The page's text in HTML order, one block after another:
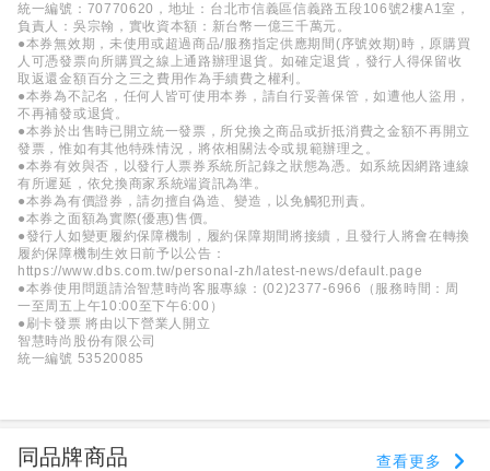
統一編號：70770620，地址：台北市信義區信義路五段106號2樓A1室，
負責人：吳宗翰，實收資本額：新台幣一億三千萬元。
●本券無效期，未使用或超過商品/服務指定供應期間(序號效期)時，原購買
人可憑發票向所購買之線上通路辦理退貨。如確定退貨，發行人得保留收
取返還金額百分之三之費用作為手續費之權利。
●本券為不記名，任何人皆可使用本券，請自行妥善保管，如遭他人盜用，
不再補發或退貨。
●本券於出售時已開立統一發票，所兌換之商品或折抵消費之金額不再開立
發票，惟如有其他特殊情況，將依相關法令或規範辦理之。
●本券有效與否，以發行人票券系統所記錄之狀態為憑。如系統因網路連線
有所遲延，依兌換商家系統端資訊為準。
●本券為有價證券，請勿擅自偽造、變造，以免觸犯刑責。
●本券之面額為實際(優惠)售價。
●發行人如變更履約保障機制，履約保障期間將接續，且發行人將會在轉換
履約保障機制生效日前予以公告：
https://www.dbs.com.tw/personal-zh/latest-news/default.page
●本券使用問題請洽智慧時尚客服專線：(02)2377-6966（服務時間：周
一至周五上午10:00至下午6:00）
●刷卡發票 將由以下營業人開立
智慧時尚股份有限公司
統一編號 53520085
同品牌商品 查看更多